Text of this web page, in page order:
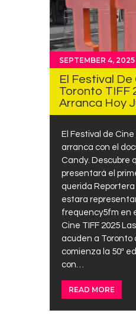
SEPTEMBER 4, 2025
El Festival De
Toronto TIFF
Arranca Hoy
El Festival de
arranca con el
Candy. Descubre
presentará el
querida Reportera
estara
frequency5fm en
Cine TIFF 2025
acuden a Toronto
comienza la 50ª
con…
READ MORE